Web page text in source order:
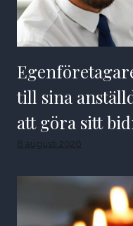
till sina
att göra sitt
8 augusti 2026